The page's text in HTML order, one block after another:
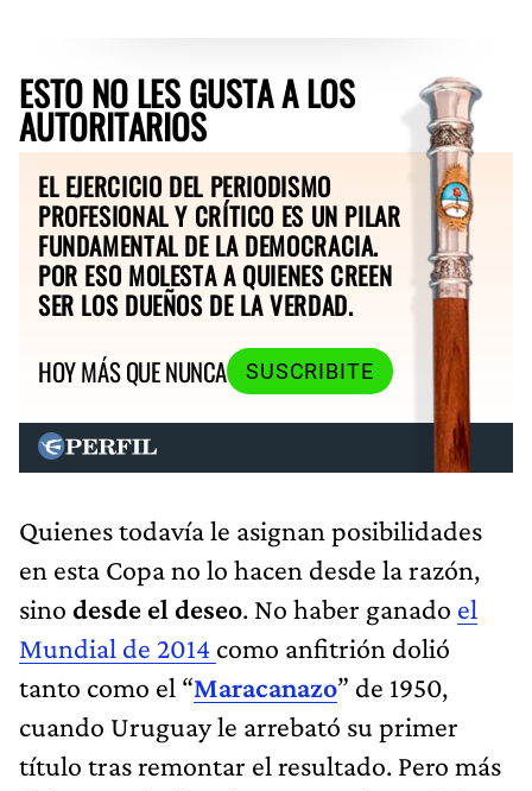
ESTO NO LES GUSTA A LOS
AUTORITARIOS
EL EJERCICIO DEL PERIODISMO
PROFESIONAL Y CRÍTICO ES UN PILAR
FUNDAMENTAL DE LA DEMOCRACIA.
POR ESO MOLESTA A QUIENES CREEN
SER LOS DUEÑOS DE LA VERDAD.
HOY MÁS QUE NUNCA
SUSCRIBITE
Quienes todavía le asignan posibilidades
en esta Copa no lo hacen desde la razón,
sino desde el deseo. No haber ganado el
Mundial de 2014 como anfitrión dolió
tanto como el “Maracanazo” de 1950,
cuando Uruguay le arrebató su primer
título tras remontar el resultado. Pero más